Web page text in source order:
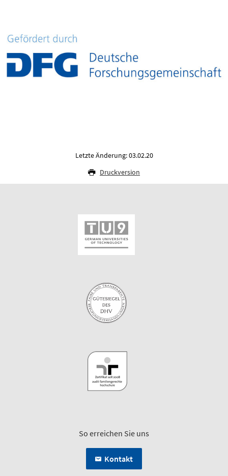
Letzte Änderung: 03.02.20
Druckversion
So erreichen Sie uns
Kontakt